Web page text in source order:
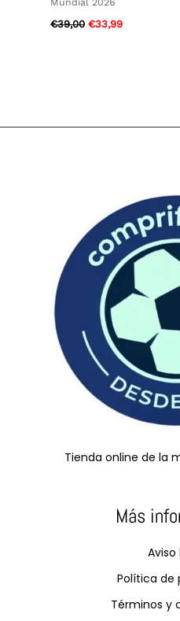
€39,00 €33,99
Tienda online de la
Más
Aviso
Política de
Términos y